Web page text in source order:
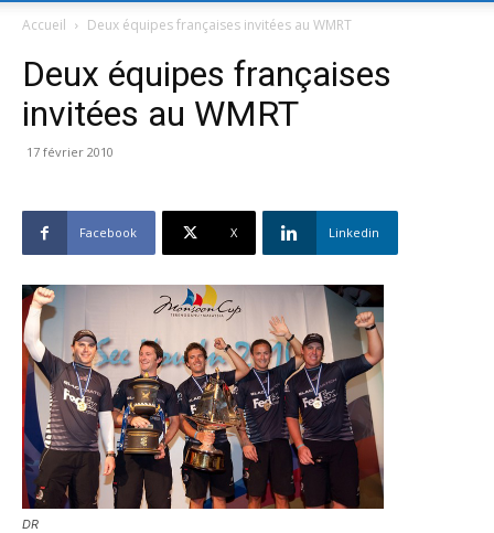
Accueil Deux équipes françaises invitées au WMRT
Deux équipes françaises
invitées au WMRT
17 février 2010
Facebook X Linkedin
DR